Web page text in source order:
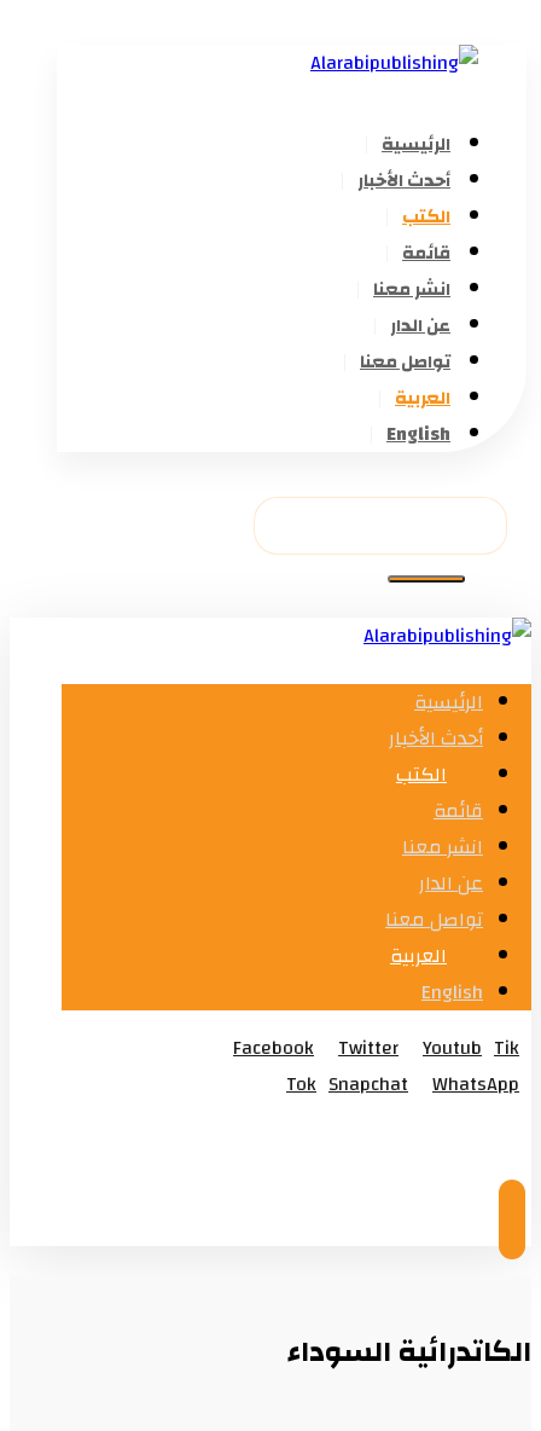
الرئيسية
أحدث الأخبار
الكتب
قائمة
انشر معنا
عن الدار
تواصل معنا
العربية
English
الرئيسية
أحدث الأخبار
الكتب
قائمة
انشر معنا
عن الدار
تواصل معنا
العربية
English
Facebook
Twitter Youtub Tik
Tok Snapchat
WhatsApp
الكاتدرائية السوداء